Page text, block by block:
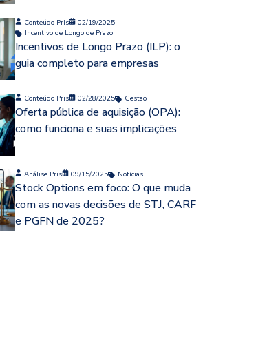
Conteúdo Pris
02/19/2025
Incentivo de Longo de Prazo
Incentivos de Longo Prazo (ILP): o
guia completo para empresas
Conteúdo Pris 02/28/2025 Gestão
Oferta pública de aquisição (OPA):
como funciona e suas implicações
Análise Pris 09/15/2025 Notícias
Stock Options em foco: O que muda
com as novas decisões de STJ, CARF
e PGFN de 2025?